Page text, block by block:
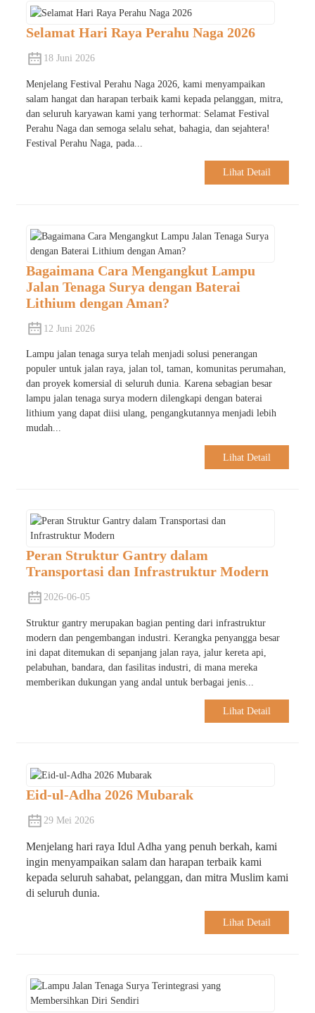
Selamat Hari Raya Perahu Naga 2026
18 Juni 2026
Menjelang Festival Perahu Naga 2026, kami menyampaikan
salam hangat dan harapan terbaik kami kepada pelanggan, mitra,
dan seluruh karyawan kami yang terhormat: Selamat Festival
Perahu Naga dan semoga selalu sehat, bahagia, dan sejahtera!
Festival Perahu Naga, pada...
Lihat Detail
Bagaimana Cara Mengangkut Lampu
Jalan Tenaga Surya dengan Baterai
Lithium dengan Aman?
12 Juni 2026
Lampu jalan tenaga surya telah menjadi solusi penerangan
populer untuk jalan raya, jalan tol, taman, komunitas perumahan,
dan proyek komersial di seluruh dunia. Karena sebagian besar
lampu jalan tenaga surya modern dilengkapi dengan baterai
lithium yang dapat diisi ulang, pengangkutannya menjadi lebih
mudah...
Lihat Detail
Peran Struktur Gantry dalam
Transportasi dan Infrastruktur Modern
2026-06-05
Struktur gantry merupakan bagian penting dari infrastruktur
modern dan pengembangan industri. Kerangka penyangga besar
ini dapat ditemukan di sepanjang jalan raya, jalur kereta api,
pelabuhan, bandara, dan fasilitas industri, di mana mereka
memberikan dukungan yang andal untuk berbagai jenis...
Lihat Detail
Eid-ul-Adha 2026 Mubarak
29 Mei 2026
Menjelang hari raya Idul Adha yang penuh berkah, kami
ingin menyampaikan salam dan harapan terbaik kami
kepada seluruh sahabat, pelanggan, dan mitra Muslim kami
di seluruh dunia.
Lihat Detail